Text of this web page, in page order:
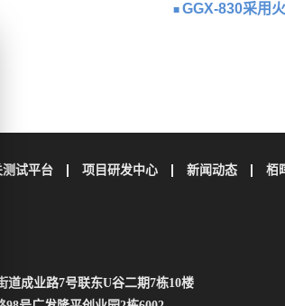
■ GGX-830采用
测试平台 项目研发中心 新闻动态 栢
道成业路7号联东U谷二期7栋10楼